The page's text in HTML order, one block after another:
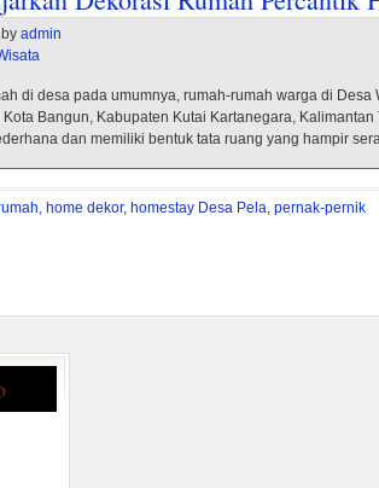
by admin
di desa pada umumnya, rumah-rumah warga di Desa
Kota Bangun, Kabupaten Kutai Kartanegara, Kalimantan
dan memiliki bentuk tata ruang yang hampir
, home dekor, homestay Desa Pela, pernak-pernik